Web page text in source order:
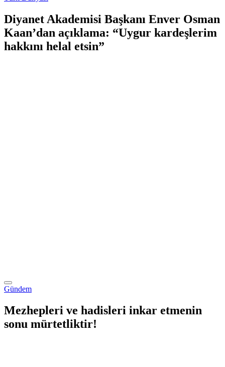
Diyanet Akademisi Başkanı Enver Osman
Kaan’dan açıklama: “Uygur kardeşlerim
hakkını helal etsin”
Gündem
Mezhepleri ve hadisleri inkar etmenin
sonu mürtetliktir!